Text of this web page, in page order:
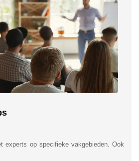
experts op specifieke vakgebieden. Ook